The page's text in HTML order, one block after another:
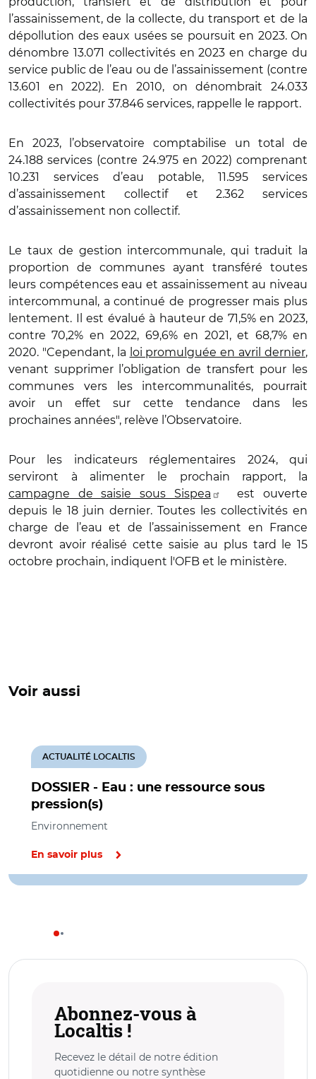
l’assainissement, de la collecte, du transport et de la
dépollution des eaux usées se poursuit en 2023. On
dénombre 13.071 collectivités en 2023 en charge du
service public de l’eau ou de l’assainissement (contre
13.601 en 2022). En 2010, on dénombrait 24.033
collectivités pour 37.846 services, rappelle le rapport.
En 2023, l’observatoire comptabilise un total de
24.188 services (contre 24.975 en 2022) comprenant
10.231 services d’eau potable, 11.595 services
d’assainissement collectif et 2.362 services
d’assainissement non collectif.
Le taux de gestion intercommunale, qui traduit la
proportion de communes ayant transféré toutes
leurs compétences eau et assainissement au niveau
intercommunal, a continué de progresser mais plus
lentement. Il est évalué à hauteur de 71,5% en 2023,
contre 70,2% en 2022, 69,6% en 2021, et 68,7% en
2020. "Cependant, la loi promulguée en avril dernier,
venant supprimer l’obligation de transfert pour les
communes vers les intercommunalités, pourrait
avoir un effet sur cette tendance dans les
prochaines années", relève l’Observatoire.
Pour les indicateurs réglementaires 2024, qui
serviront à alimenter le prochain rapport, la
campagne de saisie sous Sispea
est ouverte
depuis le 18 juin dernier. Toutes les collectivités en
charge de l’eau et de l’assainissement en France
devront avoir réalisé cette saisie au plus tard le 15
octobre prochain, indiquent l'OFB et le ministère.
Voir aussi
DOSSIER - Eau : une ressource sous
pression(s)
ACTUALITÉ LOCALTIS
Environnement
En savoir plus
Abonnez-vous à
Localtis !
Recevez le détail de notre édition
quotidienne ou notre synthèse